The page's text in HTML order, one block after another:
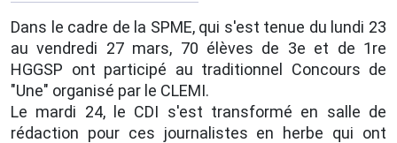
Dans le cadre de la SPME, qui s'est tenue du lundi 23
au vendredi 27 mars, 70 élèves de 3e et de 1re
HGGSP ont participé au traditionnel Concours de
"Une" organisé par le CLEMI.
Le mardi 24, le CDI s'est transformé en salle de
rédaction pour ces journalistes en herbe qui ont